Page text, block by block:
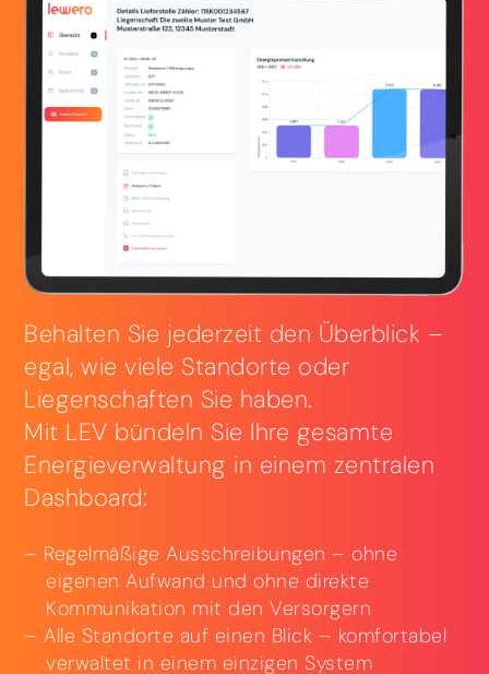
Behalten Sie jederzeit den Überblick –
egal, wie viele Standorte oder
Liegenschaften Sie haben.
Mit LEV bündeln Sie Ihre gesamte
Energieverwaltung in einem zentralen
Dashboard:
Regelmäßige Ausschreibungen – ohne
eigenen Aufwand und ohne direkte
Kommunikation mit den Versorgern
Alle Standorte auf einen Blick – komfortabel
verwaltet in einem einzigen System